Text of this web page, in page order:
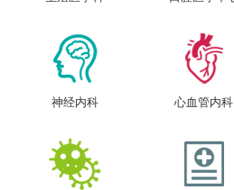
神经内科 心血管内科